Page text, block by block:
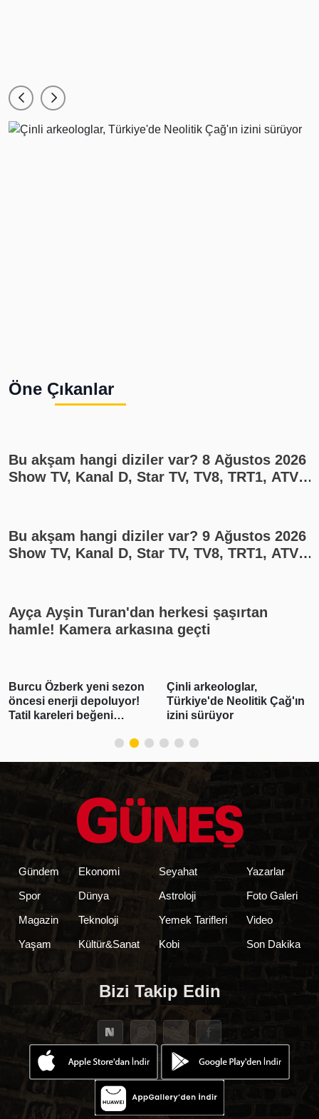
Öne Çıkanlar
Bu akşam hangi diziler var? 8 Ağustos 2026
Show TV, Kanal D, Star TV, TV8, TRT1, ATV
Bu akşam hangi diziler var? 9 Ağustos 2026
Show TV, Kanal D, Star TV, TV8, TRT1, ATV
Ayça Ayşin Turan'dan herkesi şaşırtan
hamle! Kamera arkasına geçti
Çinli arkeologlar,
Türkiye'de Neolitik Çağ'ın
izini sürüyor
Devletten borçluya
yapılandırma fırsatı
Gündem
Spor
Magazin
Yaşam
Ekonomi
Dünya
Teknoloji
Kültür&Sanat
Seyahat
Astroloji
Yemek Tarifleri
Kobi
Yazarlar
Foto Galeri
Video
Son Dakika
Bizi Takip Edin